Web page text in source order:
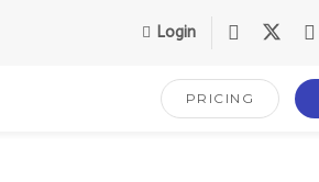
Login
PRICING